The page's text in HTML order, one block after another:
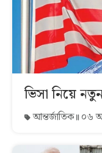
ভিসা নিয়ে নতুন
আন্তর্জাতিক ০৬